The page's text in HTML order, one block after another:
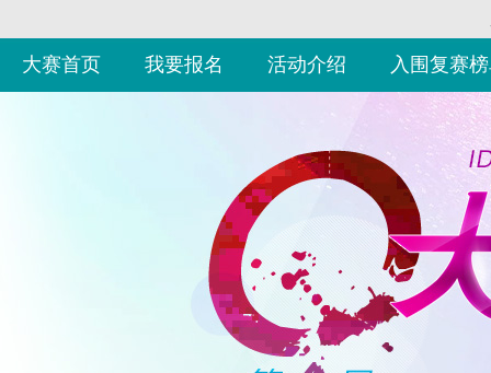
大赛首页 我要报名 活动介绍 入围复赛